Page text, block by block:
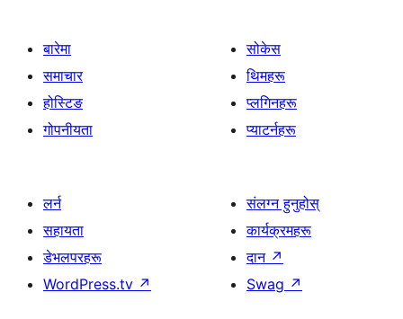
बारेमा
समाचार
होस्टिङ
गोपनीयता
सोकेस
थिमहरू
प्लगिनहरू
प्याटर्नहरू
लर्न
सहायता
डेभलपरहरू
WordPress.tv ↗
संलग्न हुनुहोस्
कार्यक्रमहरू
दान ↗
Swag ↗